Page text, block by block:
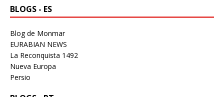
BLOGS - ES
Blog de Monmar
EURABIAN NEWS
La Reconquista 1492
Nueva Europa
Persio